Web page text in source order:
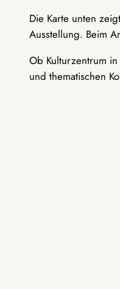
Die Karte unten
Ausstellung. Beim
Ob Kulturzentrum
und thematischen